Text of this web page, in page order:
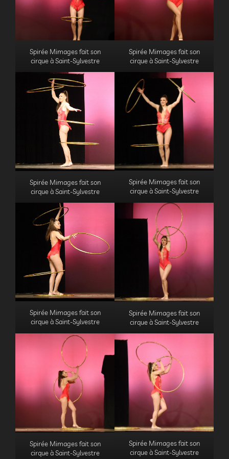
Spirée Mimages fait son
cirque à Saint-Sylvestre
Spirée Mimages fait son
cirque à Saint-Sylvestre
Spirée Mimages fait son
cirque à Saint-Sylvestre
Spirée Mimages fait son
cirque à Saint-Sylvestre
Spirée Mimages fait son
cirque à Saint-Sylvestre
Spirée Mimages fait son
cirque à Saint-Sylvestre
Spirée Mimages fait son
cirque à Saint-Sylvestre
Spirée Mimages fait son
cirque à Saint-Sylvestre